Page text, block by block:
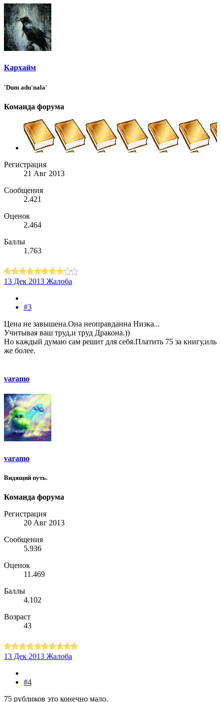
Кархайм
'Dum adu'nala'
Команда форума
Регистрация
21 Авг 2013
Сообщения
2.421
Оценок
2.464
Баллы
1.763
13 Дек 2013 Жалоба
#3
Цена не завышена.Она неоправданна Низка...
Учитывая ваш труд,и труд Дракона.))
Но каждый думаю сам решит для себя.Платить 75 за книгу,иль
же более.
varamo
varamo
Видящий путь.
Команда форума
Регистрация
20 Авг 2013
Сообщения
5.936
Оценок
11.469
Баллы
4.102
Возраст
43
13 Дек 2013 Жалоба
#4
75 рубликов это конечно мало.